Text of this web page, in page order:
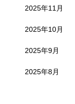
2025年11月
2025年10月
2025年9月
2025年8月